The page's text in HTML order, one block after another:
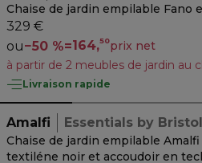
Chaise de jardin empilable Fano
329 €
ou−50 %=164,50prix net
à partir de 2 meubles de jardin au
Livraison rapide
Amalfi Essentials by Bristol
Chaise de jardin empilable
textiléne noir et accoudoir en